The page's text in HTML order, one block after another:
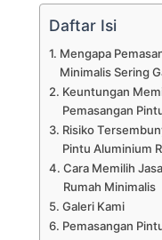
Daftar Isi
Mengapa
Minimalis Sering
Keuntungan
Pemasangan
Risiko
Pintu Aluminium
Cara Memilih
Rumah Minimalis
Galeri Kami
Pemasangan